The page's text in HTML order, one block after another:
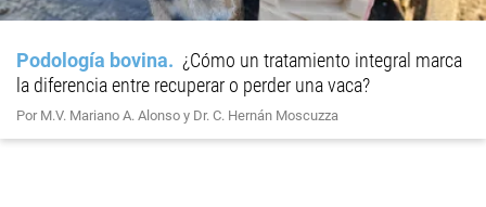
Podología bovina
¿Cómo un tratamiento integral marca
la diferencia entre recuperar o perder una vaca?
Por M.V. Mariano A. Alonso y Dr. C. Hernán Moscuzza